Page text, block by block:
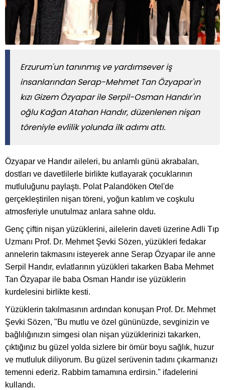
Erzurum'un tanınmış ve yardımsever iş
insanlarından Serap-Mehmet Tan Özyapar'ın
kızı Gizem Özyapar ile Serpil-Osman Handır'ın
oğlu Kağan Atahan Handır, düzenlenen nişan
töreniyle evlilik yolunda ilk adımı attı.
Özyapar ve Handır aileleri, bu anlamlı günü akrabaları,
dostları ve davetlilerle birlikte kutlayarak çocuklarının
mutluluğunu paylaştı. Polat Palandöken Otel'de
gerçekleştirilen nişan töreni, yoğun katılım ve coşkulu
atmosferiyle unutulmaz anlara sahne oldu.
Genç çiftin nişan yüzüklerini, ailelerin daveti üzerine Adli Tıp
Uzmanı Prof. Dr. Mehmet Şevki Sözen, yüzükleri fedakar
annelerin takmasını isteyerek anne Serap Özyapar ile anne
Serpil Handır, evlatlarının yüzükleri takarken Baba Mehmet
Tan Özyapar ile baba Osman Handır ise yüzüklerin
kurdelesini birlikte kesti.
Yüzüklerin takılmasının ardından konuşan Prof. Dr. Mehmet
Şevki Sözen, "Bu mutlu ve özel gününüzde, sevginizin ve
bağlılığınızın simgesi olan nişan yüzüklerinizi takarken,
çıktığınız bu güzel yolda sizlere bir ömür boyu sağlık, huzur
ve mutluluk diliyorum. Bu güzel serüvenin tadını çıkarmanızı
temenni ederiz. Rabbim tamamına erdirsin." ifadelerini
kullandı.